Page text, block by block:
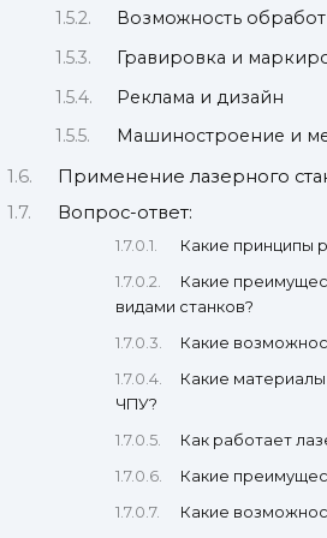
Возможность
Гравировка и
Реклама и дизайн
Машиностроение и
Применение лазерного
Вопрос-ответ:
Какие принципы
Какие
видами станков?
Какие
Какие
ЧПУ?
Как работает
Какие
Какие